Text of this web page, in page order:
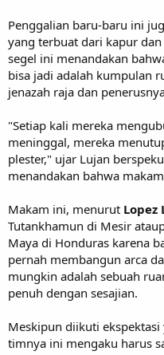
Penggalian baru-baru ini
yang terbuat dari kapur
segel ini menandakan
bisa jadi adalah kumpulan
jenazah raja dan
"Setiap kali mereka
meninggal, mereka
plester," ujar Lujan
menandakan bahwa
Makam ini, menurut Lopez
Tutankhamun di Mesir
Maya di Honduras karena
pernah membangun arca
mungkin adalah sebuah
penuh dengan sesajian.
Meskipun diikuti
timnya ini mengaku harus